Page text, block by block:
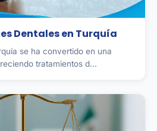
Dentales en Turquía
se ha convertido en una
tratamientos d...